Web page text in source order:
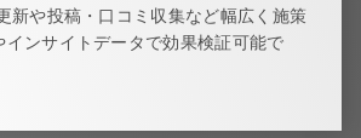
新や投稿・口コミ収集など幅広く施策
インサイトデータで効果検証可能で